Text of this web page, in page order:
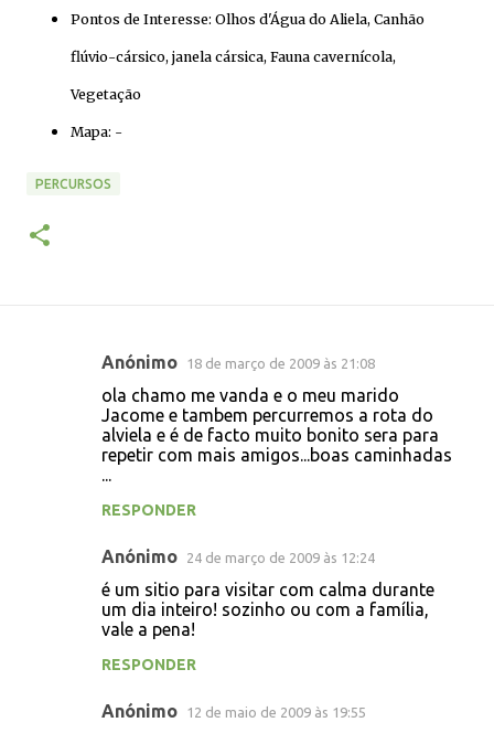
Pontos de Interesse: Olhos d'Água do Aliela, Canhão
flúvio-cársico, janela cársica, Fauna cavernícola,
Vegetação
Mapa: -
PERCURSOS
Anónimo 18 de março de 2009 às 21:08
ola chamo me vanda e o meu marido
Jacome e tambem percurremos a rota do
alviela e é de facto muito bonito sera para
repetir com mais amigos...boas caminhadas
...
RESPONDER
Anónimo 24 de março de 2009 às 12:24
é um sitio para visitar com calma durante
um dia inteiro! sozinho ou com a família,
vale a pena!
RESPONDER
Anónimo 12 de maio de 2009 às 19:55